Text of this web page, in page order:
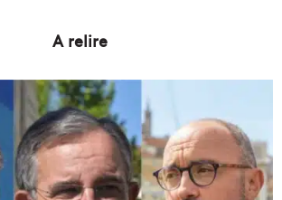
A relire